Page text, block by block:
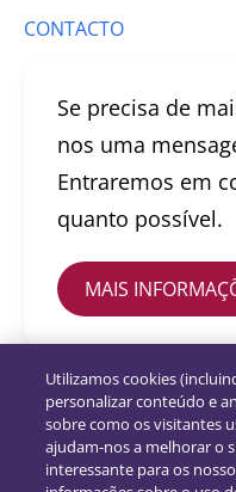
CONTACTO
Se precisa de
nos uma
Entraremos em
quanto possível.
MAIS
Utilizamos cookies
personalizar conteúdo e
sobre como os visitantes
ajudam-nos a melhorar o
interessante para os